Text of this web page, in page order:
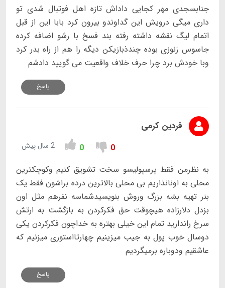
جنابسجدی مهر کجایی داداش تازه اهل فوتبال شدی تو
داری میگی درویش این گداوندو بیرون کرد بابا این از قبل
اتمام لیگ نقشه داشته رفته بند فسخ با رشو اضافه کرده
جاسوس زنوزی بوده چندذبازیکن دیگه را هم از راه بدر کرد
وبا خودش برد چرا حرف خلاف واقعیت می گویید دادشم
پاسخ
فردین کرمی
0
0 2 سال پیش
به نظرمن فقط پرسپولیسو سخت تشویق کنیم وکوچکترین
محلی به اونانذاریم بی محلی بالاترین درده براشون فقط یک
بنر تهیه بشه بزرگ وروش بنویسیدشماسه نفرهم مثل اون
بزدل دلارزاده هیچوقت حق فکرکردن به بازگشت به ارتش
سرخ راندارید تمام این خیلی بهتره به خداچون فکرکردن یکی
دوسال خوب پول به جیب میزینیم چهارتااستوری میزنیم که
عاشقیم ودوباره برمیگردیم
پاسخ